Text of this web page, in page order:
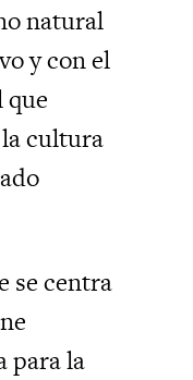
natural
y con el
cultura
se centra
para la